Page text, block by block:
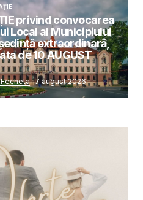
privind convocarea
Local al Municipiului
extraordinară,
de 10 AUGUST
7 august 2026